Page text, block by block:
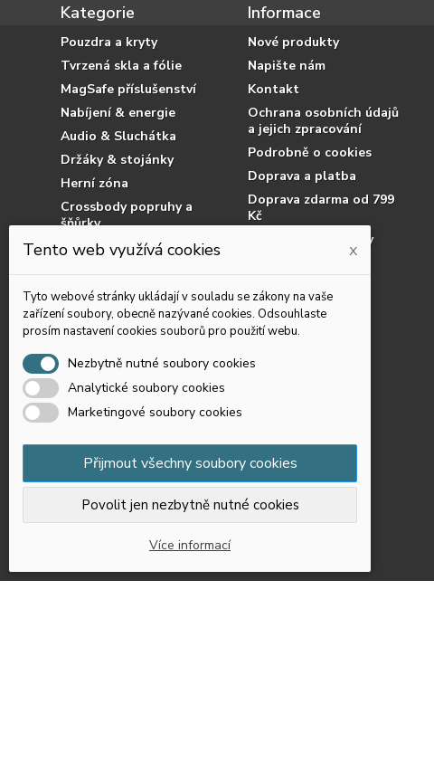
Kategorie
Pouzdra a kryty
Tvrzená skla a fólie
MagSafe příslušenství
Nabíjení & energie
Audio & Sluchátka
Držáky & stojánky
Herní zóna
Crossbody popruhy a
šňůrky
Příslušenství pro tablety
Chytré prsteny
Podvodní pouzdra
Výprodej
Informace
Nové produkty
Napište nám
Kontakt
Ochrana osobních údajů
a jejich zpracování
Podrobně o cookies
Doprava a platba
Doprava zdarma od 799
Kč
Obchodní podmínky
Dostupnost zboží
Tento web využívá cookies x
Tyto webové stránky ukládají v souladu se zákony na vaše
zařízení soubory, obecně nazývané cookies. Odsouhlaste
prosím nastavení cookies souborů pro použití webu.
Nezbytně nutné soubory cookies
Analytické soubory cookies
Marketingové soubory cookies
Přijmout všechny soubory cookies
Povolit jen nezbytně nutné cookies
Více informací